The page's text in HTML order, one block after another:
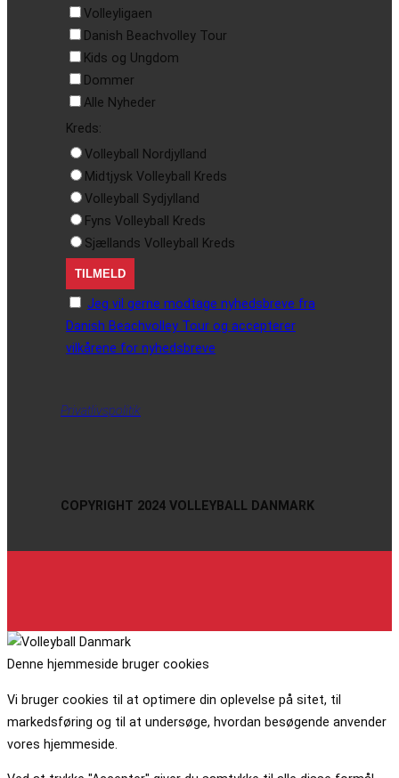
Volleyligaen
Danish Beachvolley Tour
Kids og Ungdom
Dommer
Alle Nyheder
Kreds:
Volleyball Nordjylland
Midtjysk Volleyball Kreds
Volleyball Sydjylland
Fyns Volleyball Kreds
Sjællands Volleyball Kreds
Jeg vil gerne modtage nyhedsbreve fra
Danish Beachvolley Tour og accepterer
vilkårene for nyhedsbreve
Privatlivspolitik
COPYRIGHT 2024 VOLLEYBALL DANMARK
Denne hjemmeside bruger cookies
Vi bruger cookies til at optimere din oplevelse på sitet, til
markedsføring og til at undersøge, hvordan besøgende anvender
vores hjemmeside.